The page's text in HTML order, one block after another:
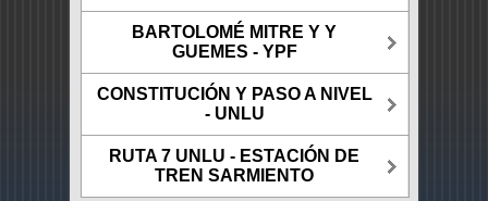
BARTOLOMÉ MITRE Y Y
GUEMES - YPF
CONSTITUCIÓN Y PASO A NIVEL
- UNLU
RUTA 7 UNLU - ESTACIÓN DE
TREN SARMIENTO